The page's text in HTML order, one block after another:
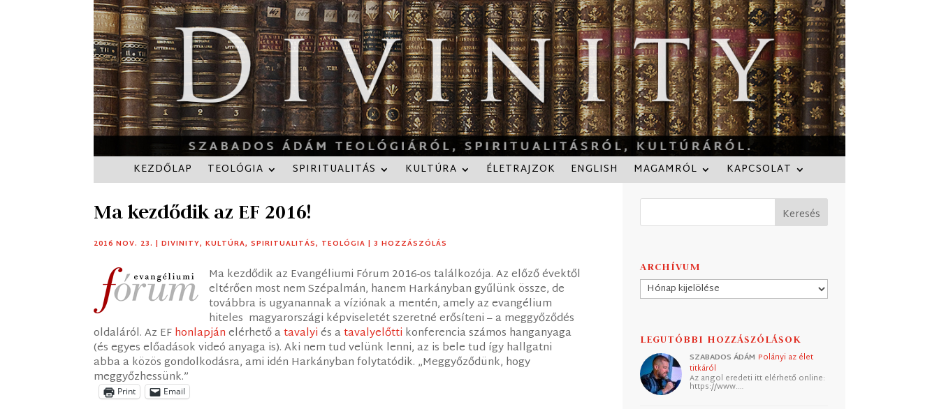
KEZDŐLAP TEOLÓGIA SPIRITUALITÁS KULTÚRA ÉLETRAJZOK ENGLISH MAGAMRÓL KAPCSOLAT
Ma kezdődik az EF 2016!
2016 NOV. 23. |DIVINITY,KULTÚRA,SPIRITUALITÁS, TEOLÓGIA |3 HOZZÁSZÓLÁS
Ma kezdődik az Evangéliumi Fórum 2016-os találkozója. Az előző évektől
eltérően most nem Szépalmán, hanem Harkányban gyűlünk össze, de
továbbra is ugyanannak a víziónak a mentén, amely az evangélium
hiteles magyarországi képviseletét szeretné erősíteni – a meggyőződés
oldaláról. Az EFhonlapjánelérhető atavalyiés atavalyelőtti konferencia számos hanganyaga
(és egyes előadások videó anyaga is). Aki nem tud velünk lenni, az is bele tud így hallgatni
abba a közös gondolkodásra, ami idén Harkányban folytatódik. „Meggyőződünk, hogy
meggyőzhessünk.”
Print Email
ARCHÍVUM
Archívum
LEGUTÓBBI HOZZÁSZÓLÁSOK
SZABADOS ÁDÁM Polányi az élet
titkáról
Az angol eredeti itt elérhető online:
https://www.…